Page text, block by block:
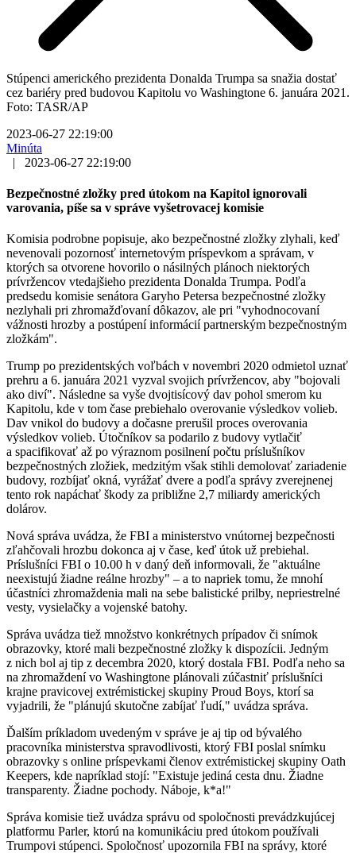
Stúpenci amerického prezidenta Donalda Trumpa sa snažia dostať
cez bariéry pred budovou Kapitolu vo Washingtone 6. januára 2021.
Foto: TASR/AP
2023-06-27 22:19:00
Minúta
|
2023-06-27 22:19:00
Bezpečnostné zložky pred útokom na Kapitol ignorovali
varovania, píše sa v správe vyšetrovacej komisie
Komisia podrobne popisuje, ako bezpečnostné zložky zlyhali, keď
nevenovali pozornosť internetovým príspevkom a správam, v
ktorých sa otvorene hovorilo o násilných plánoch niektorých
prívržencov vtedajšieho prezidenta Donalda Trumpa. Podľa
predsedu komisie senátora Garyho Petersa bezpečnostné zložky
nezlyhali pri zhromažďovaní dôkazov, ale pri "vyhodnocovaní
vážnosti hrozby a postúpení informácií partnerským bezpečnostným
zložkám".
Trump po prezidentských voľbách v novembri 2020 odmietol uznať
prehru a 6. januára 2021 vyzval svojich prívržencov, aby "bojovali
ako diví". Následne sa vyše dvojtisícový dav pohol smerom ku
Kapitolu, kde v tom čase prebiehalo overovanie výsledkov volieb.
Dav vnikol do budovy a dočasne prerušil proces overovania
výsledkov volieb. Útočníkov sa podarilo z budovy vytlačiť
a spacifikovať až po výraznom posilnení počtu príslušníkov
bezpečnostných zložiek, medzitým však stihli demolovať zariadenie
budovy, rozbíjať okná, vyrážať dvere a podľa správy zverejnenej
tento rok napáchať škody za približne 2,7 miliardy amerických
dolárov.
Nová správa uvádza, že FBI a ministerstvo vnútornej bezpečnosti
zľahčovali hrozbu dokonca aj v čase, keď útok už prebiehal.
Príslušníci FBI o 10.00 h v daný deň informovali, že "aktuálne
neexistujú žiadne reálne hrozby" – a to napriek tomu, že mnohí
účastníci zhromaždenia mali na sebe balistické prilby, nepriestrelné
vesty, vysielačky a vojenské batohy.
Správa uvádza tiež množstvo konkrétnych prípadov či snímok
obrazovky, ktoré mali bezpečnostné zložky k dispozícii. Jedným
z nich bol aj tip z decembra 2020, ktorý dostala FBI. Podľa neho sa
na zhromaždení vo Washingtone plánovali zúčastniť príslušníci
krajne pravicovej extrémistickej skupiny Proud Boys, ktorí sa
vyjadrili, že "plánujú skutočne zabíjať ľudí," uvádza správa.
Ďalším príkladom uvedeným v správe je aj tip od bývalého
pracovníka ministerstva spravodlivosti, ktorý FBI poslal snímku
obrazovky s online príspevkami členov extrémistickej skupiny Oath
Keepers, kde napríklad stojí: "Existuje jediná cesta dnu. Žiadne
transparenty. Žiadne pochody. Náboje, k*a!"
Správa komisie tiež uvádza správu od spoločnosti prevádzkujúcej
platformu Parler, ktorú na komunikáciu pred útokom používali
Trumpovi stúpenci. Spoločnosť upozornila FBI na správy, ktoré